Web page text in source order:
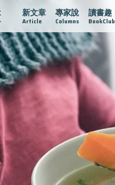
新文章
Article
專家說
Columns
讀書趣
BookClub
愛的未來視 認識攝護腺肥大